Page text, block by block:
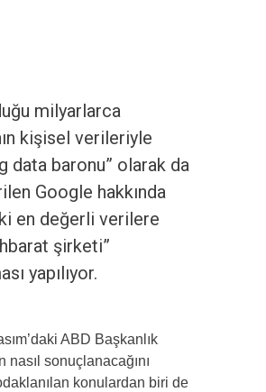
milyarlarca
kişisel verileriyle
data baronu” olarak da
Google hakkında
en değerli verilere
şirketi”
yapılıyor.
ABD Başkanlık
nasıl sonuçlanacağını
konulardan biri de